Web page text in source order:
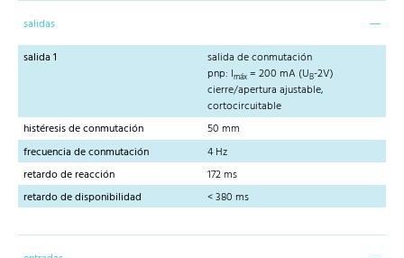
salidas
salida 1
salida de conmutación
pnp: Imáx = 200 mA (UB-2V)
cierre/apertura ajustable,
cortocircuitable
histéresis de conmutación
50 mm
frecuencia de conmutación
4 Hz
retardo de reacción
172 ms
retardo de disponibilidad
< 380 ms